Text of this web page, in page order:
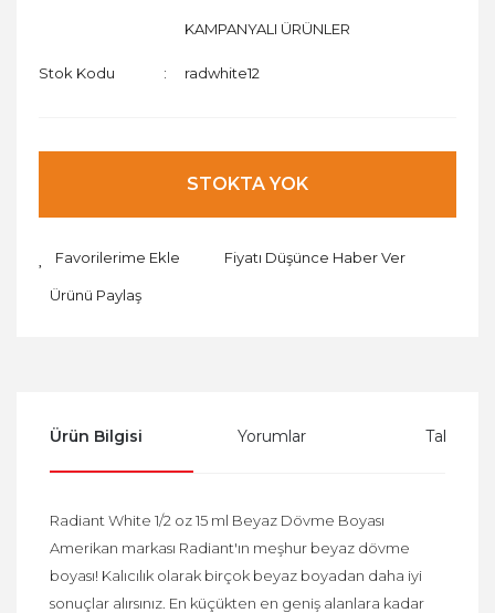
KAMPANYALI ÜRÜNLER
Stok Kodu radwhite12
STOKTA YOK
Fiyatı Düşünce Haber Ver
Ürünü Paylaş
Ürün Bilgisi Yorumlar Taksit
Radiant White 1/2 oz 15 ml Beyaz Dövme Boyası
Amerikan markası Radiant'ın meşhur beyaz dövme
boyası! Kalıcılık olarak birçok beyaz boyadan daha iyi
sonuçlar alırsınız. En küçükten en geniş alanlara kadar